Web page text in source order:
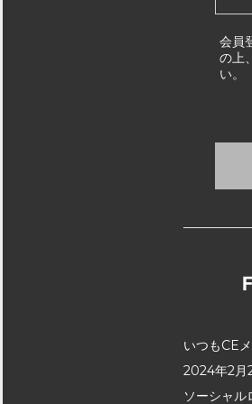
会員
の上
い。
いつもCE
2024年2月
ソーシャ